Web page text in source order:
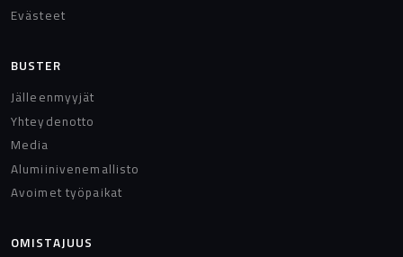
Evästeet
BUSTER
Jälleenmyyjät
Yhteydenotto
Media
Alumiinivenemallisto
Avoimet työpaikat
OMISTAJUUS